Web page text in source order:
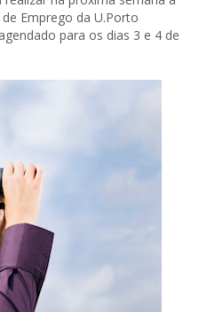
Emprego da U.Porto
para os dias 3 e 4 de